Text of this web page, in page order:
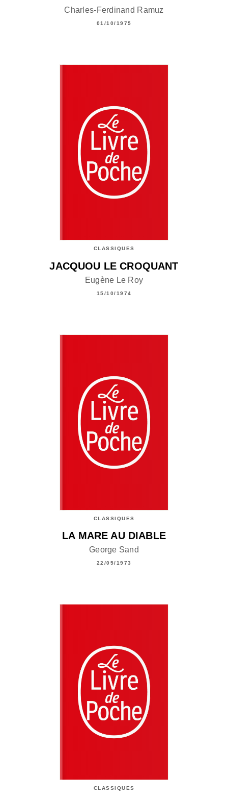
Charles-Ferdinand Ramuz
01/10/1975
CLASSIQUES
JACQUOU LE CROQUANT
Eugène Le Roy
15/10/1974
CLASSIQUES
LA MARE AU DIABLE
George Sand
22/05/1973
CLASSIQUES